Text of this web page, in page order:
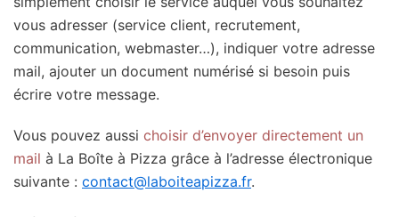
vous adresser (service client, recrutement,
communication, webmaster…), indiquer votre adresse
mail, ajouter un document numérisé si besoin puis
écrire votre message.
Vous pouvez aussi choisir d’envoyer directement un
mail à La Boîte à Pizza grâce à l’adresse électronique
suivante : contact@laboiteapizza.fr.